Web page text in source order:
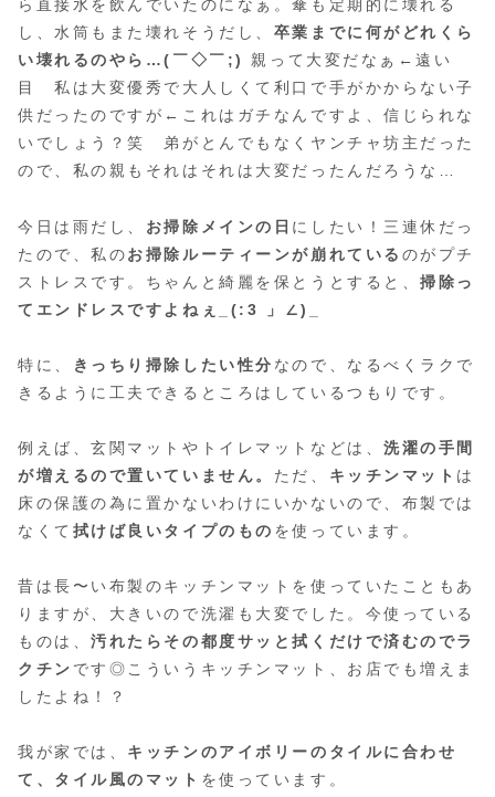
ら直接水を飲んでいたのになぁ。傘も定期的に壊れる
し、水筒もまた壊れそうだし、 卒業までに何がどれくら
い壊れるのやら…(￣◇￣;)
親って大変だなぁ←遠い
目 私は大変優秀で大人しくて利口で手がかからない子
供だったのですが←これはガチなんですよ、信じられな
いでしょう？笑 弟がとんでもなくヤンチャ坊主だった
ので、私の親もそれはそれは大変だったんだろうな…
今日は雨だし、 お掃除メインの日 にしたい！三連休だっ
たので、私のお掃除ルーティーンが崩れている のがプチ
ストレスです。ちゃんと綺麗を保とうとすると、掃除っ
てエンドレスですよねぇ_(:3 」∠)_
特に、 きっちり掃除したい性分 なので、なるべくラクで
きるように工夫できるところはしているつもりです。
例えば、玄関マットやトイレマットなどは、洗濯の手間
が増えるので置いていません。 ただ、 キッチンマット は
床の保護の為に置かないわけにいかないので、布製では
なくて 拭けば良いタイプのもの を使っています。
昔は長〜い布製のキッチンマットを使っていたこともあ
りますが、大きいので洗濯も大変でした。今使っている
ものは、汚れたらその都度サッと拭くだけで済むのでラ
クチン です◎こういうキッチンマット、お店でも増えま
したよね！？
我が家では、 キッチンのアイボリーのタイルに合わせ
て、タイル風のマット を使っています。